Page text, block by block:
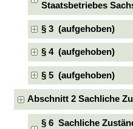
Staatsbetriebes
§ 3 (aufgehoben)
§ 4 (aufgehoben)
§ 5 (aufgehoben)
Abschnitt 2 Sachliche
§ 6 Sachliche